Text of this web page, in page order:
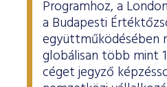
ESG Útmutató
Programhoz, a
a Budapesti
együttműködésében
globálisan több mint
céget jegyző